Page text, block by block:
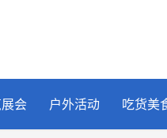
会 户外活动 吃货美